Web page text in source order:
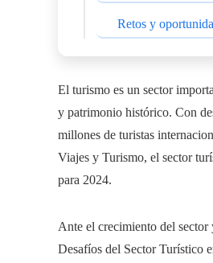
Retos y
El turismo es un sector
y patrimonio histórico. Con
millones de turistas
Viajes y Turismo, el sector
para 2024.
Ante el crecimiento del
Desafíos del Sector Turístico